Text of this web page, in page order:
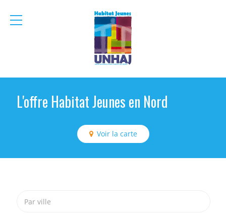
menu
L'offre Habitat Jeunes en Nord
Voir la carte
Par ville